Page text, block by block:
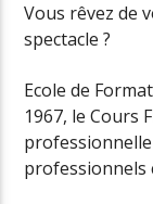
Vous rêvez de
spectacle ?
Ecole de
1967, le Cours
professionnels